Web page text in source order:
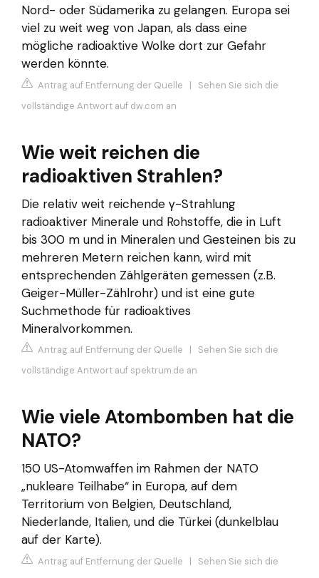
Nord- oder Südamerika zu gelangen. Europa sei
viel zu weit weg von Japan, als dass eine
mögliche radioaktive Wolke dort zur Gefahr
werden könnte.
Antrag auf Entfernung der Quelle | Sehen Sie sich die
vollständige Antwort auf dw.com an
Wie weit reichen die
radioaktiven Strahlen?
Die relativ weit reichende γ-Strahlung
radioaktiver Minerale und Rohstoffe, die in Luft
bis 300 m und in Mineralen und Gesteinen bis zu
mehreren Metern reichen kann, wird mit
entsprechenden Zählgeräten gemessen (z.B.
Geiger-Müller-Zählrohr) und ist eine gute
Suchmethode für radioaktives
Mineralvorkommen.
Antrag auf Entfernung der Quelle | Sehen Sie sich die
vollständige Antwort auf spektrum.de an
Wie viele Atombomben hat die
NATO?
150 US-Atomwaffen im Rahmen der NATO
„nukleare Teilhabe“ in Europa, auf dem
Territorium von Belgien, Deutschland,
Niederlande, Italien, und die Türkei (dunkelblau
auf der Karte).
Antrag auf Entfernung der Quelle | Sehen Sie sich die